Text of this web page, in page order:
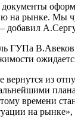
на рынке. Мы
добавил
ГУПа
из
времени
на